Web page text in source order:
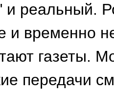
и реальный.
и временно
газеты.
передачи